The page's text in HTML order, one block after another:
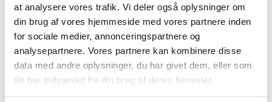
at analysere vores trafik. Vi deler også oplysninger om
din brug af vores hjemmeside med vores partnere inden
for sociale medier, annonceringspartnere og
analysepartnere. Vores partnere kan kombinere disse
data med andre oplysninger, du har givet dem, eller som
de har indsamlet fra din brug af deres tjenester.
Praktisk info
Tidspunkt:Onsdag d. 6. maj 2026 kl. 14:30 – 17:00